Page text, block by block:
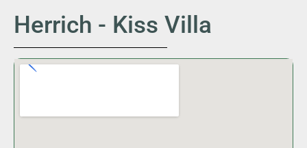
Herrich - Kiss Villa